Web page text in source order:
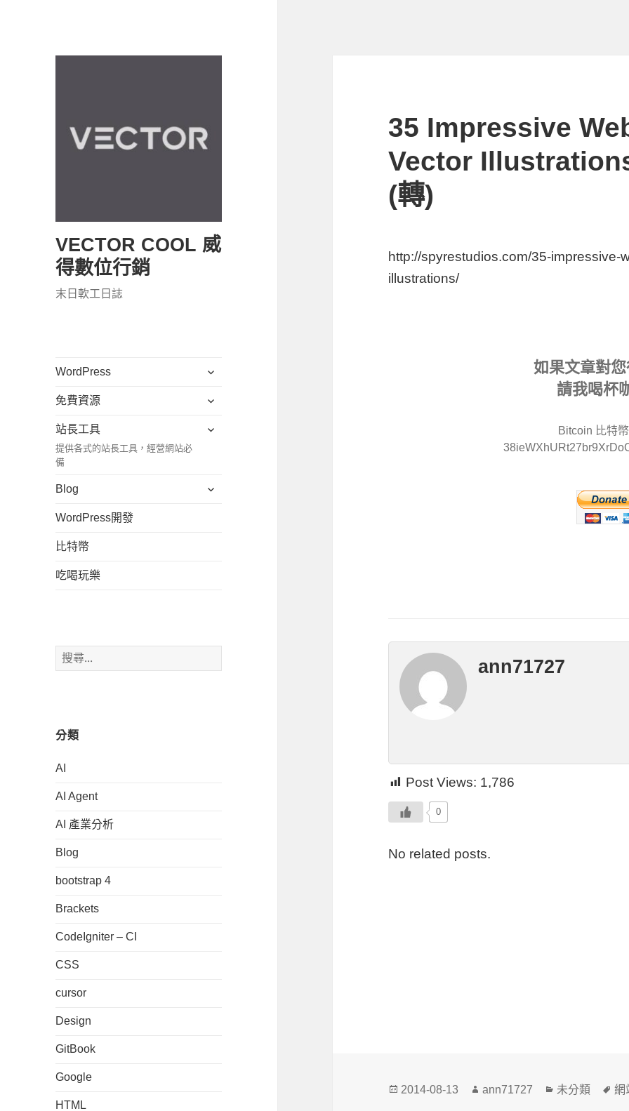
VECTOR COOL 威
得數位行銷
末日軟工日誌
WordPress
展
子
免費資源
展
子
站長工具
提供各式的站長工具，經營網站必
備
展
單
Blog
展
WordPress開發
比特幣
吃喝玩樂
搜
尋
分類
AI
AI Agent
AI 產業分析
Blog
bootstrap 4
Brackets
CodeIgniter – CI
CSS
cursor
Design
GitBook
Google
HTML
35 Impressive
Vector
(轉)
http://spyrestudios.com/35-impressive-
illustrations/
如果文章對
請我喝杯
Bitcoin 比特
ann71727
Post Views: 1,786
0
No related posts.
發
2014-08-13
作
ann71727
分
未分類
標
網